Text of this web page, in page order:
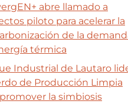
abre llamado a
piloto para acelerar la
de la
térmica
Industrial de Lautaro
de Producción Limpia
la simbiosis